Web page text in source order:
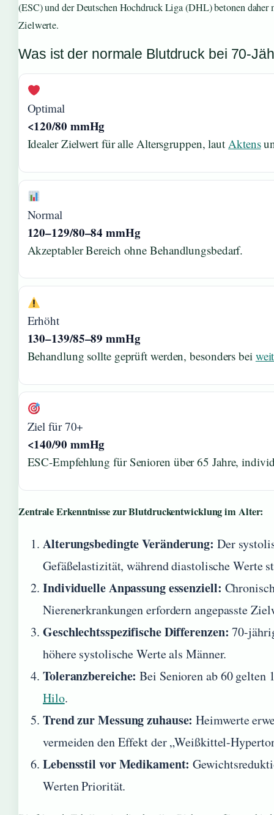
(ESC) und der Deutschen Hochdruck Liga (DHL) betonen daher
Zielwerte.
Was ist der normale Blutdruck bei 70-
Optimal
<120/80 mmHg
Idealer Zielwert für alle Altersgruppen, laut Aktens
Normal
120–129/80–84 mmHg
Akzeptabler Bereich ohne Behandlungsbedarf.
Erhöht
130–139/85–89 mmHg
Behandlung sollte geprüft werden, besonders bei
Ziel für 70+
<140/90 mmHg
ESC-Empfehlung für Senioren über 65 Jahre,
Zentrale Erkenntnisse zur Blutdruckentwicklung im Alter:
Alterungsbedingte Veränderung: Der
Gefäßelastizität, während diastolische Werte
Individuelle Anpassung essenziell:
Nierenerkrankungen erfordern angepasste
Geschlechtsspezifische Differenzen: 70-
höhere systolische Werte als Männer.
Toleranzbereiche: Bei Senioren ab 60 gelten
Hilo.
Trend zur Messung zuhause: Heimwerte
vermeiden den Effekt der „Weißkittel-
Lebensstil vor Medikament:
Werten Priorität.